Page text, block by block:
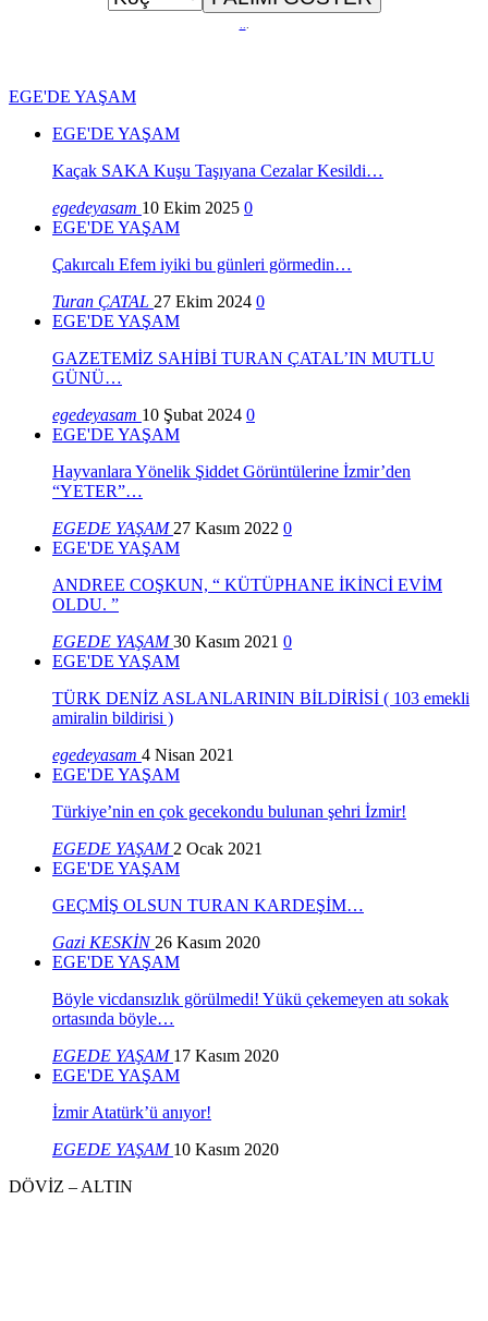
...
EGE'DE YAŞAM
EGE'DE YAŞAM
Kaçak SAKA Kuşu Taşıyana Cezalar Kesildi…
egedeyasam 10 Ekim 2025 0
EGE'DE YAŞAM
Çakırcalı Efem iyiki bu günleri görmedin…
Turan ÇATAL 27 Ekim 2024 0
EGE'DE YAŞAM
GAZETEMİZ SAHİBİ TURAN ÇATAL’IN MUTLU
GÜNÜ…
egedeyasam 10 Şubat 2024 0
EGE'DE YAŞAM
Hayvanlara Yönelik Şiddet Görüntülerine İzmir’den
“YETER”…
EGEDE YAŞAM 27 Kasım 2022 0
EGE'DE YAŞAM
ANDREE COŞKUN, “ KÜTÜPHANE İKİNCİ EVİM
OLDU. ”
EGEDE YAŞAM30 Kasım 2021 0
EGE'DE YAŞAM
TÜRK DENİZ ASLANLARININ BİLDİRİSİ ( 103 emekli
amiralin bildirisi )
egedeyasam 4 Nisan 2021
EGE'DE YAŞAM
Türkiye’nin en çok gecekondu bulunan şehri İzmir!
EGEDE YAŞAM 2 Ocak 2021
EGE'DE YAŞAM
GEÇMİŞ OLSUN TURAN KARDEŞİM…
Gazi KESKİN 26 Kasım 2020
EGE'DE YAŞAM
Böyle vicdansızlık görülmedi! Yükü çekemeyen atı sokak
ortasında böyle…
EGEDE YAŞAM 17 Kasım 2020
EGE'DE YAŞAM
İzmir Atatürk’ü anıyor!
EGEDE YAŞAM 10 Kasım 2020
DÖVİZ – ALTIN